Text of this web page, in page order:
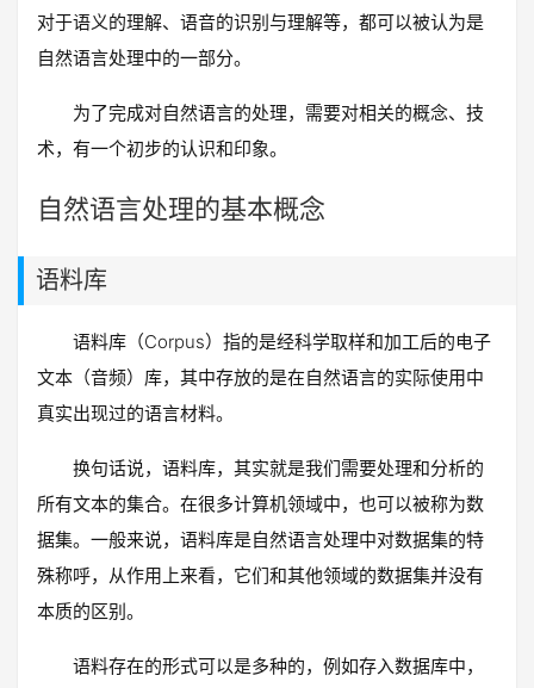
对于语义的理解、语音的识别与理解等，都可以被认为是
自然语言处理中的一部分。
为了完成对自然语言的处理，需要对相关的概念、技
术，有一个初步的认识和印象。
自然语言处理的基本概念
语料库
语料库（Corpus）指的是经科学取样和加工后的电子
文本（音频）库，其中存放的是在自然语言的实际使用中
真实出现过的语言材料。
换句话说，语料库，其实就是我们需要处理和分析的
所有文本的集合。在很多计算机领域中，也可以被称为数
据集。一般来说，语料库是自然语言处理中对数据集的特
殊称呼，从作用上来看，它们和其他领域的数据集并没有
本质的区别。
语料存在的形式可以是多种的，例如存入数据库中，